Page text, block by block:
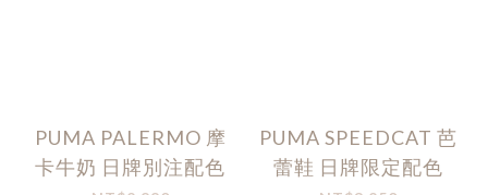
PUMA PALERMO 摩
卡牛奶 日牌別注配色
PUMA SPEEDCAT 芭
蕾鞋 日牌限定配色